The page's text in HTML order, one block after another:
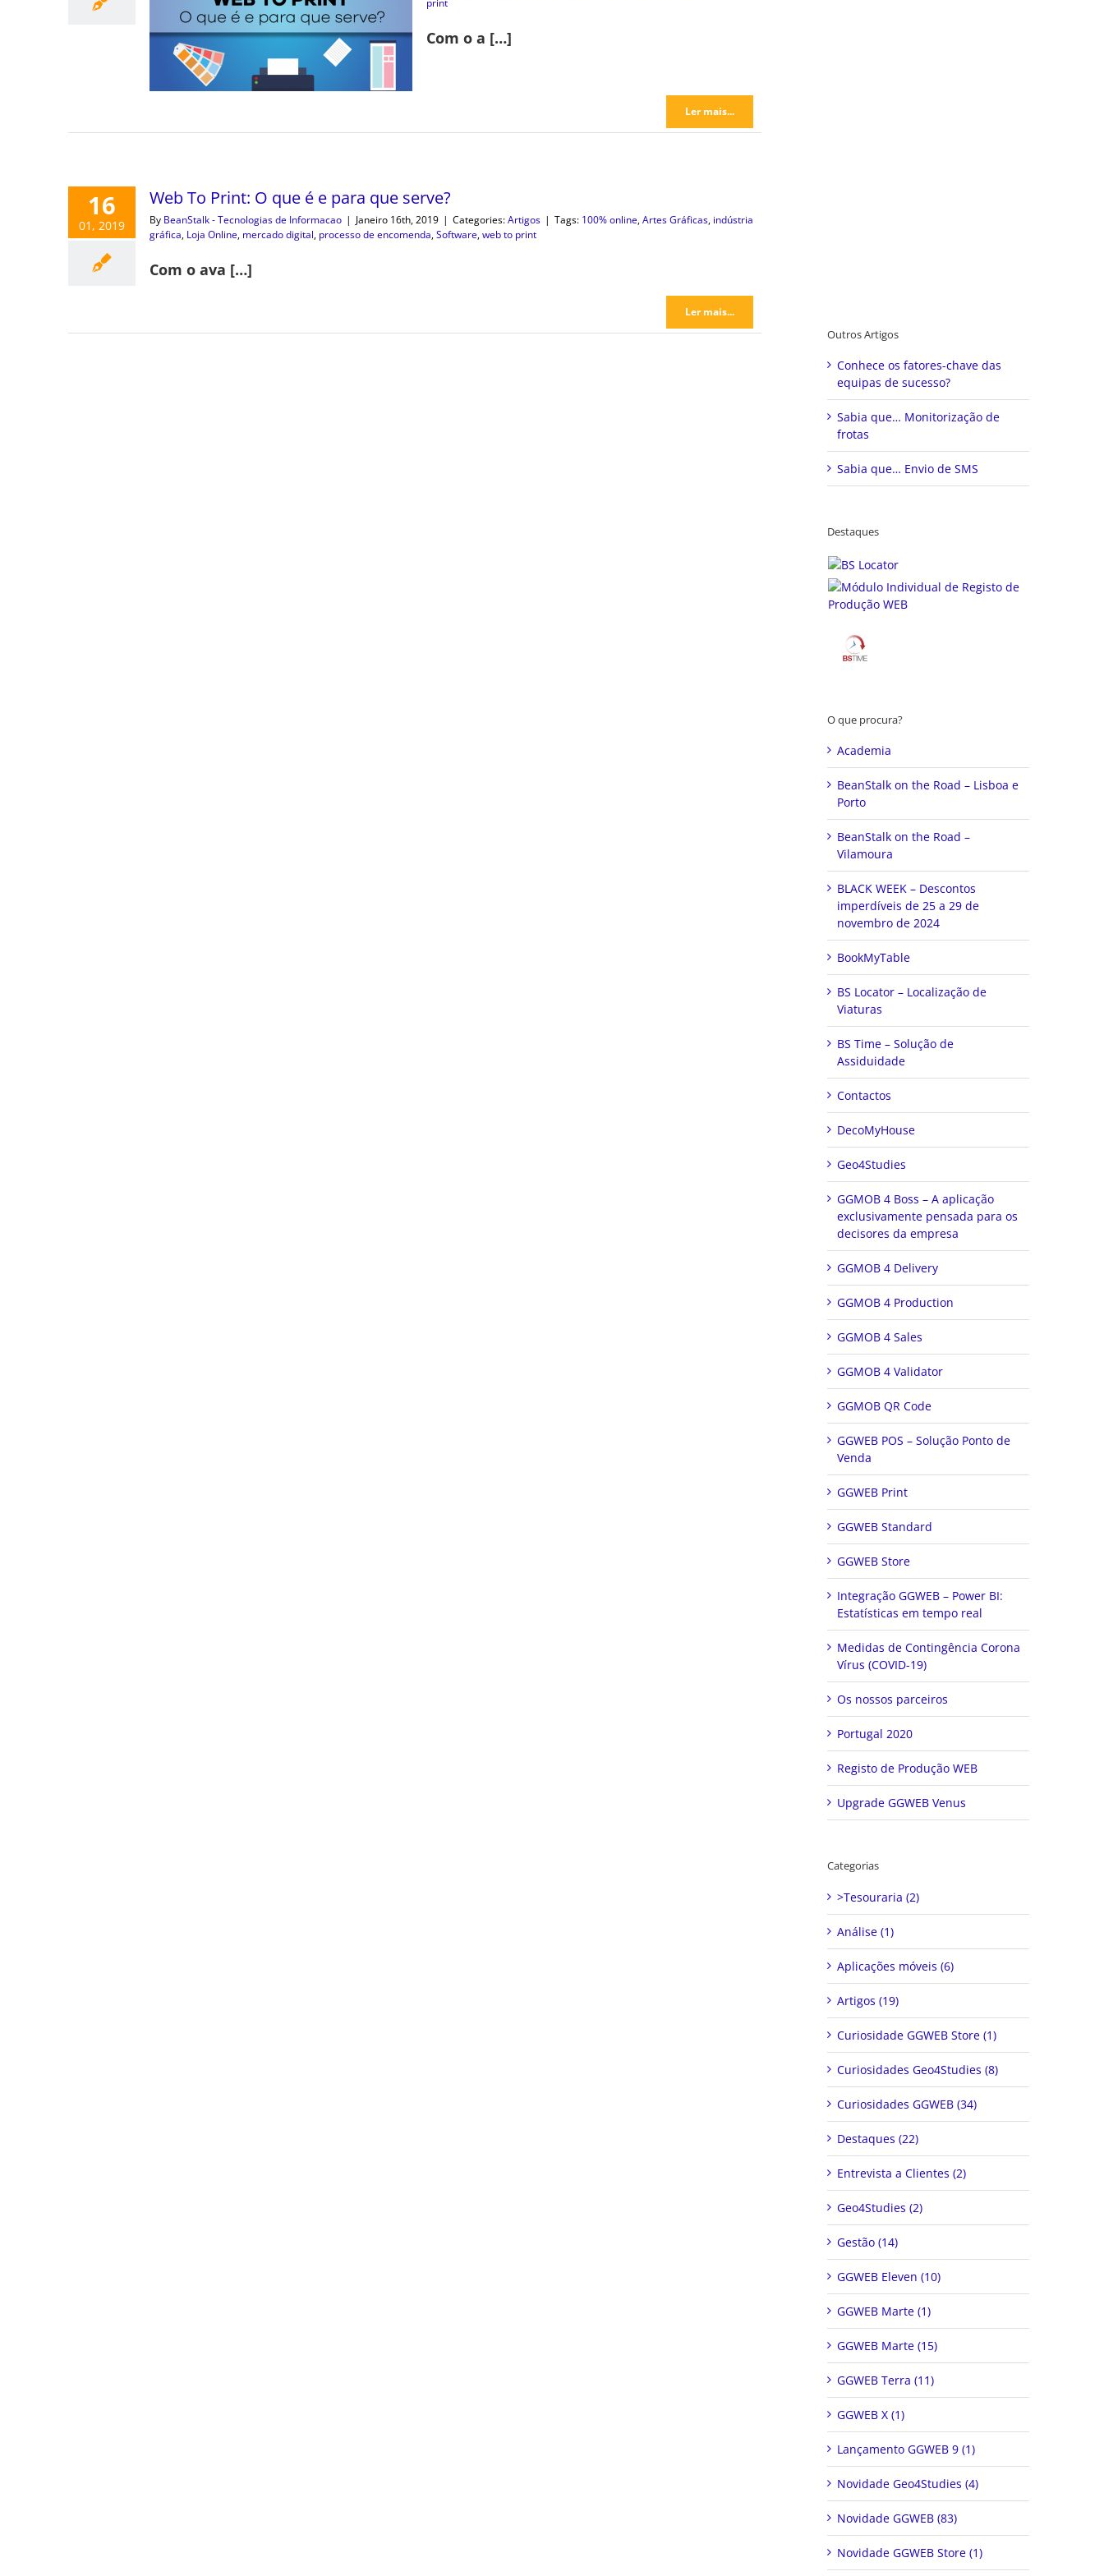
print
Com o a […]
Ler mais...
16
01, 2019
Web To Print: O que é e para que serve?
By BeanStalk - Tecnologias de Informacao | Janeiro 16th, 2019 | Categories:Artigos | Tags: 100% online,Artes Gráficas, indústria
gráfica, Loja Online, mercado digital, processo de encomenda,Software,web to print
Com o ava […]
Ler mais...
Outros Artigos
Conhece os fatores-chave das
equipas de sucesso?
Sabia que… Monitorização de
frotas
Sabia que… Envio de SMS
Destaques
O que procura?
Academia
BeanStalk on the Road – Lisboa e
Porto
BeanStalk on the Road –
Vilamoura
BLACK WEEK – Descontos
imperdíveis de 25 a 29 de
novembro de 2024
BookMyTable
BS Locator – Localização de
Viaturas
BS Time – Solução de
Assiduidade
Contactos
DecoMyHouse
Geo4Studies
GGMOB 4 Boss – A aplicação
exclusivamente pensada para os
decisores da empresa
GGMOB 4 Delivery
GGMOB 4 Production
GGMOB 4 Sales
GGMOB 4 Validator
GGMOB QR Code
GGWEB POS – Solução Ponto de
Venda
GGWEB Print
GGWEB Standard
GGWEB Store
Integração GGWEB – Power BI:
Estatísticas em tempo real
Medidas de Contingência Corona
Vírus (COVID-19)
Os nossos parceiros
Portugal 2020
Registo de Produção WEB
Upgrade GGWEB Venus
Categorias
>Tesouraria (2)
Análise (1)
Aplicações móveis (6)
Artigos (19)
Curiosidade GGWEB Store (1)
Curiosidades Geo4Studies (8)
Curiosidades GGWEB (34)
Destaques (22)
Entrevista a Clientes (2)
Geo4Studies (2)
Gestão (14)
GGWEB Eleven (10)
GGWEB Marte (1)
GGWEB Marte (15)
GGWEB Terra (11)
GGWEB X (1)
Lançamento GGWEB 9 (1)
Novidade Geo4Studies (4)
Novidade GGWEB (83)
Novidade GGWEB Store (1)